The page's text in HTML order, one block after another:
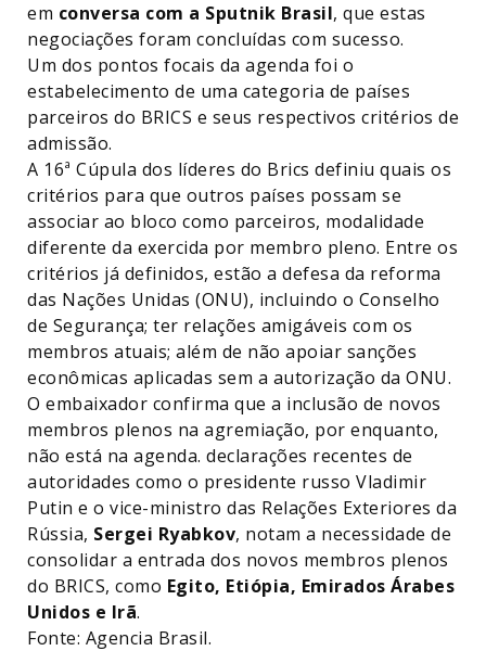
em conversa com a Sputnik Brasil, que estas
negociações foram concluídas com sucesso.
Um dos pontos focais da agenda foi o
estabelecimento de uma categoria de países
parceiros do BRICS e seus respectivos critérios de
admissão.
A 16ª Cúpula dos líderes do Brics definiu quais os
critérios para que outros países possam se
associar ao bloco como parceiros, modalidade
diferente da exercida por membro pleno. Entre os
critérios já definidos, estão a defesa da reforma
das Nações Unidas (ONU), incluindo o Conselho
de Segurança; ter relações amigáveis com os
membros atuais; além de não apoiar sanções
econômicas aplicadas sem a autorização da ONU.
O embaixador confirma que a inclusão de novos
membros plenos na agremiação, por enquanto,
não está na agenda. declarações recentes de
autoridades como o presidente russo Vladimir
Putin e o vice-ministro das Relações Exteriores da
Rússia, Sergei Ryabkov, notam a necessidade de
consolidar a entrada dos novos membros plenos
do BRICS, como Egito, Etiópia, Emirados Árabes
Unidos e Irã.
Fonte: Agencia Brasil.